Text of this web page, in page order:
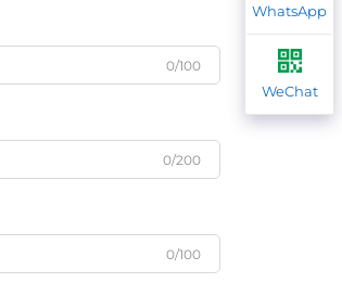
WhatsApp
WeChat
0/100
0/200
0/100